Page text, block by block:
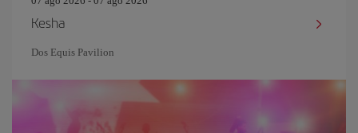
Kesha
Dos Equis Pavilion